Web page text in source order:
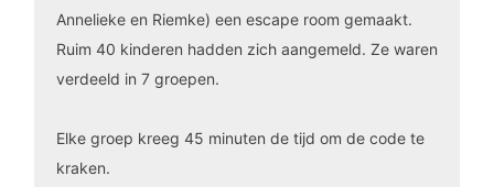
Annelieke en Riemke) een escape room gemaakt.
Ruim 40 kinderen hadden zich aangemeld. Ze waren
verdeeld in 7 groepen.
Elke groep kreeg 45 minuten de tijd om de code te
kraken.